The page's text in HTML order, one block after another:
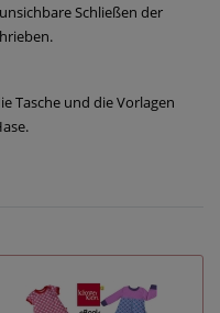
Schließen der
Tasche und die Vorlagen